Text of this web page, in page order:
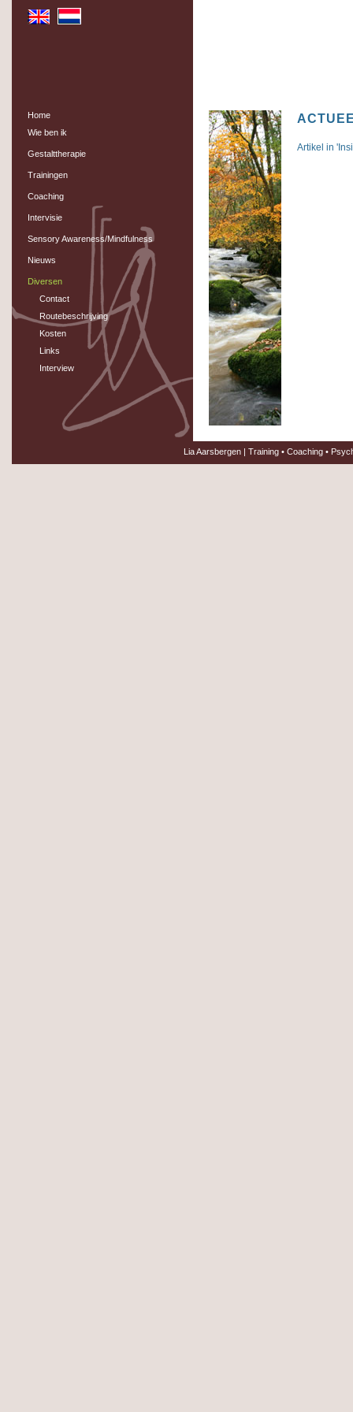
Home
Wie ben ik
Gestalttherapie
Trainingen
Coaching
Intervisie
Sensory Awareness/Mindfulness
Nieuws
Diversen
Contact
Routebeschrijving
Kosten
Links
Interview
Artikel in
Lia Aarsbergen | Training • Coaching •